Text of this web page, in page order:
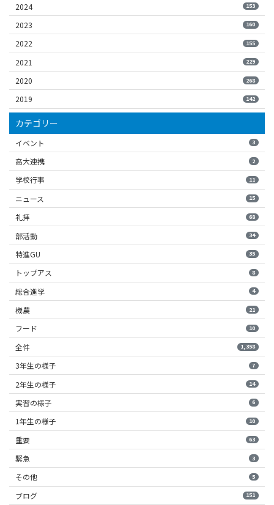
2024 153
2023 160
2022 155
2021 229
2020 268
2019 142
カテゴリー
イベント 3
高大連携 2
学校行事 11
ニュース 15
礼拝 68
部活動 34
特進GU 35
トップアス 8
総合進学 4
機農 21
フード 10
全件 1,358
3年生の様子 7
2年生の様子 14
実習の様子 6
1年生の様子 10
重要 63
緊急 3
その他 5
ブログ 151